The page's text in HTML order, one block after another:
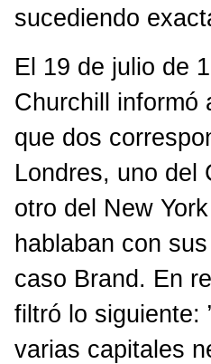
sucediendo
El 19 de julio de
Churchill informó
que dos
Londres, uno del
otro del New
hablaban con
caso Brand. En
filtró lo siguiente:
varias capitales